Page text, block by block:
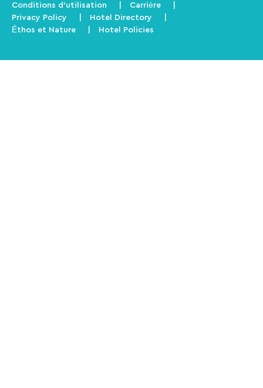
Conditions d’utilisation
Carrière
Privacy Policy
Hotel Directory
Éthos et Nature
Hotel Policies